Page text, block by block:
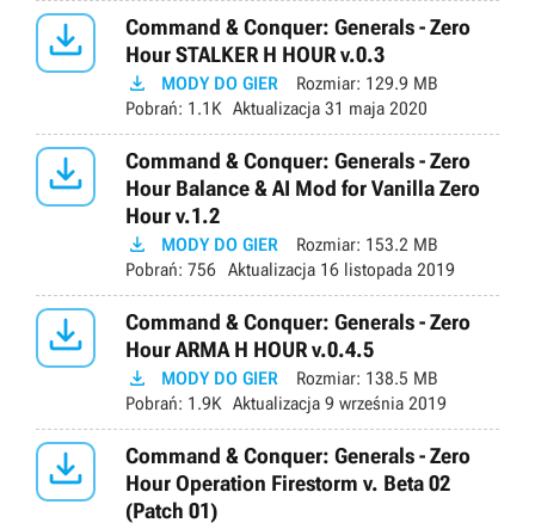

Command & Conquer: Generals - Zero
Hour STALKER H HOUR v.0.3
 MODY DO GIER Rozmiar: 129.9 MB
Pobrań: 1.1K Aktualizacja 31 maja 2020

Command & Conquer: Generals - Zero
Hour Balance & AI Mod for Vanilla Zero
Hour v.1.2
 MODY DO GIER Rozmiar: 153.2 MB
Pobrań: 756 Aktualizacja 16 listopada 2019

Command & Conquer: Generals - Zero
Hour ARMA H HOUR v.0.4.5
 MODY DO GIER Rozmiar: 138.5 MB
Pobrań: 1.9K Aktualizacja 9 września 2019

Command & Conquer: Generals - Zero
Hour Operation Firestorm v. Beta 02
(Patch 01)